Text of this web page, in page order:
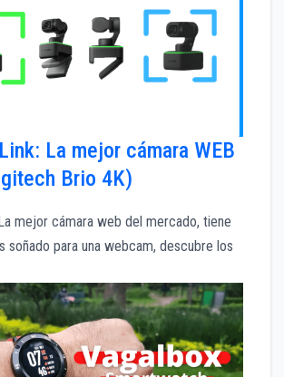
La mejor cámara WEB
Brio 4K)
mejor cámara web del mercado, tiene
soñado para una webcam, descubre los